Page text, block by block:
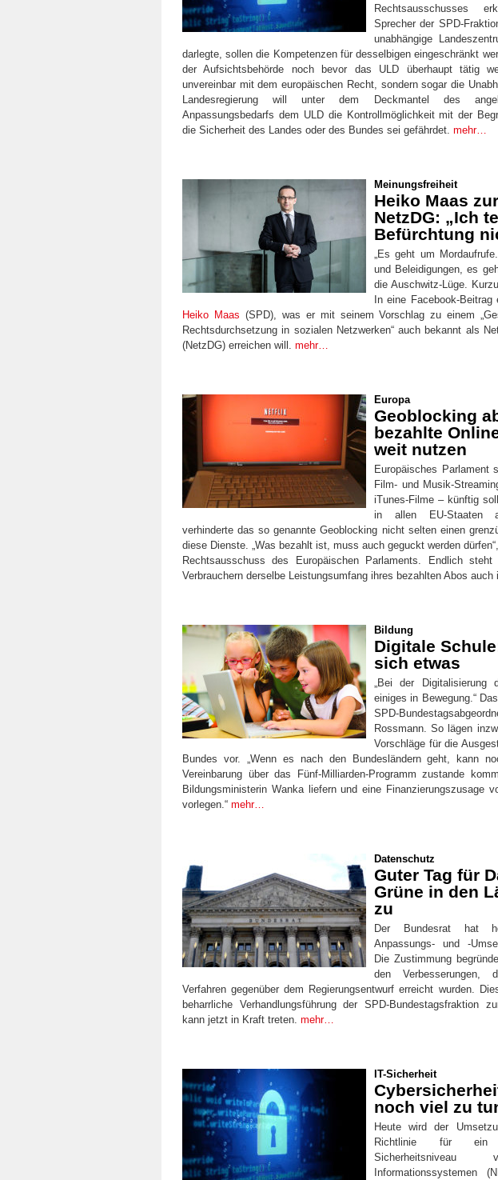
Rechtsausschusses
Sprecher der SPD-
unabhängige
darlegte, sollen die Kompetenzen für desselbigen eingeschränkt
der Aufsichtsbehörde noch bevor das ULD überhaupt tätig
unvereinbar mit dem europäischen Recht, sondern sogar die
Landesregierung will unter dem Deckmantel des
Anpassungsbedarfs dem ULD die Kontrollmöglichkeit mit der
die Sicherheit des Landes oder des Bundes sei gefährdet. mehr…
Meinungsfreiheit
Heiko Maas
NetzDG: „Ich
Befürchtung
„Es geht um
und Beleidigungen, es
die Auschwitz-Lüge.
In eine Facebook-Beitrag
Heiko Maas (SPD), was er mit seinem Vorschlag zu einem
Rechtsdurchsetzung in sozialen Netzwerken“ auch bekannt als
(NetzDG) erreichen will. mehr…
Europa
Geoblocking
bezahlte
weit nutzen
Europäisches Parlament
Film- und Musik-
iTunes-Filme – künftig
in allen EU-Staaten
verhinderte das so genannte Geoblocking nicht selten einen
diese Dienste. „Was bezahlt ist, muss auch geguckt werden
Rechtsausschuss des Europäischen Parlaments. Endlich steht
Verbrauchern derselbe Leistungsumfang ihres bezahlten Abos auch
Bildung
Digitale
sich etwas
„Bei der
einiges in Bewegung.“
SPD-
Rossmann. So lägen
Vorschläge für die
Bundes vor. „Wenn es nach den Bundesländern geht, kann
Vereinbarung über das Fünf-Milliarden-Programm zustande
Bildungsministerin Wanka liefern und eine Finanzierungszusage
vorlegen.“ mehr…
Datenschutz
Guter Tag für
Grüne in den
zu
Der Bundesrat hat
Anpassungs- und -
Die Zustimmung
den Verbesserungen,
Verfahren gegenüber dem Regierungsentwurf erreicht wurden.
beharrliche Verhandlungsführung der SPD-Bundestagsfraktion
kann jetzt in Kraft treten. mehr…
IT-Sicherheit
noch viel zu
Heute wird der
Richtlinie für ein
Informationssystemen